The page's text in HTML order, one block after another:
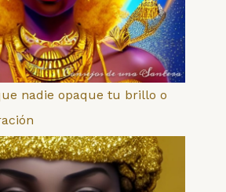
nadie opaque tu brillo o